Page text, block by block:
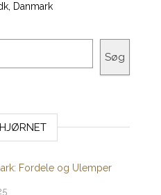
Danmark
Søg
Fordele og Ulemper